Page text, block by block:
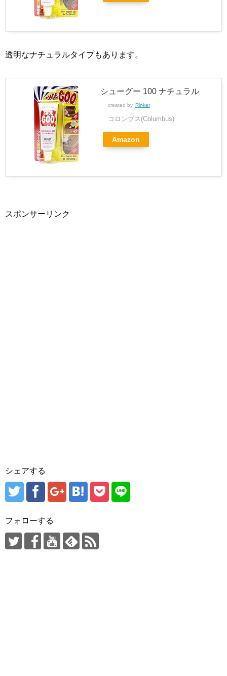
透明なナチュラルタイプもあります。
シューグー 100 ナチュラル
created by Rinker
コロンブス(Columbus)
Amazon
スポンサーリンク
シェアする
フォローする